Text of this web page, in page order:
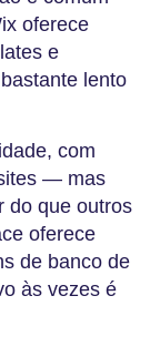
oferece
e
lento
com
— mas
do que outros
oferece
de banco de
às vezes é